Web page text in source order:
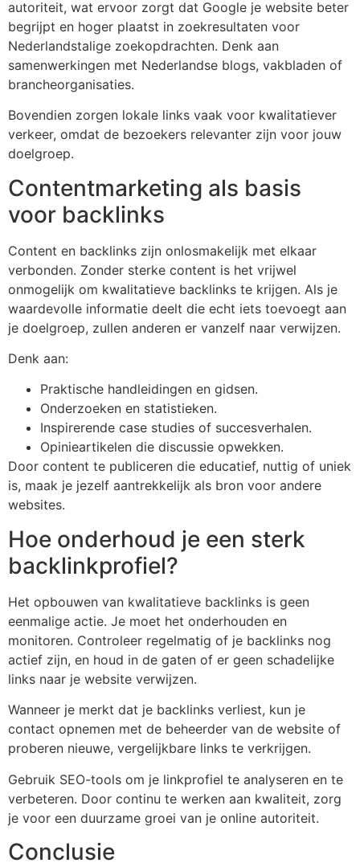
autoriteit, wat ervoor zorgt dat Google je website beter
begrijpt en hoger plaatst in zoekresultaten voor
Nederlandstalige zoekopdrachten. Denk aan
samenwerkingen met Nederlandse blogs, vakbladen of
brancheorganisaties.
Bovendien zorgen lokale links vaak voor kwalitatiever
verkeer, omdat de bezoekers relevanter zijn voor jouw
doelgroep.
Contentmarketing als basis
voor backlinks
Content en backlinks zijn onlosmakelijk met elkaar
verbonden. Zonder sterke content is het vrijwel
onmogelijk om kwalitatieve backlinks te krijgen. Als je
waardevolle informatie deelt die echt iets toevoegt aan
je doelgroep, zullen anderen er vanzelf naar verwijzen.
Denk aan:
Praktische handleidingen en gidsen.
Onderzoeken en statistieken.
Inspirerende case studies of succesverhalen.
Opinieartikelen die discussie opwekken.
Door content te publiceren die educatief, nuttig of uniek
is, maak je jezelf aantrekkelijk als bron voor andere
websites.
Hoe onderhoud je een sterk
backlinkprofiel?
Het opbouwen van kwalitatieve backlinks is geen
eenmalige actie. Je moet het onderhouden en
monitoren. Controleer regelmatig of je backlinks nog
actief zijn, en houd in de gaten of er geen schadelijke
links naar je website verwijzen.
Wanneer je merkt dat je backlinks verliest, kun je
contact opnemen met de beheerder van de website of
proberen nieuwe, vergelijkbare links te verkrijgen.
Gebruik SEO-tools om je linkprofiel te analyseren en te
verbeteren. Door continu te werken aan kwaliteit, zorg
je voor een duurzame groei van je online autoriteit.
Conclusie